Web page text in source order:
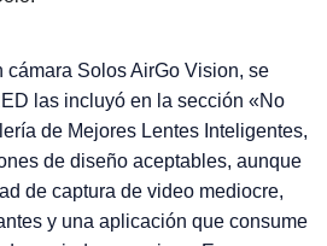
cámara Solos AirGo Vision, se
las incluyó en la sección «No
de Mejores Lentes Inteligentes,
de diseño aceptables, aunque
de captura de video mediocre,
y una aplicación que consume